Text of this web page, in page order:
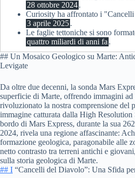
28 ottobre 2024.
Curiosity ha affrontato i
3 aprile 2025.
Le faglie tettoniche si sono
quattro miliardi di anni fa .
## Un Mosaico Geologico su Marte:
Levigate
Da oltre due decenni, la sonda Mars
superficie di Marte, offrendo immagini ad
rivoluzionato la nostra comprensione del
immagine catturata dalla High Resolution
bordo di Mars Express, durante la sua
2024, rivela una regione affascinante:
formazione geologica, paragonabile alle
netto contrasto tra terreni antichi e
sulla storia geologica di Marte.
## I “Cancelli del Diavolo”: Una Sfida